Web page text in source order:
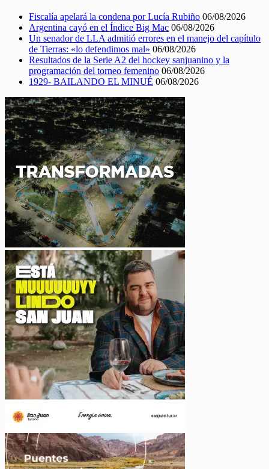
Fiscalía apelará la condena por Lucía Rubiño 06/08/2026
Argentina cayó en el Índice Big Mac 06/08/2026
Un senador de LLA admitió errores en el manejo del capítulo
de Tierras: «lo defendimos mal» 06/08/2026
Resultados de la Serie A2 del hockey sanjuanino y la
programación del torneo femenino 06/08/2026
1929- BAILANDO EL MINUÉ 06/08/2026